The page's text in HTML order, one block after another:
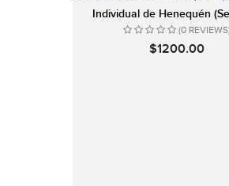
Individual de Henequén
(0
$1200.00